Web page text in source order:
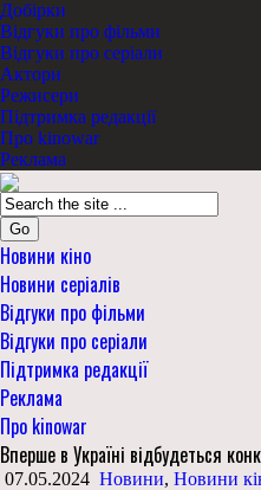
Добірки
Відгуки про фільми
Відгуки про серіали
Актори
Режисери
Підтримка редакції
Про kinowar
Реклама
Go
Новини кіно
Новини серіалів
Відгуки про фільми
Відгуки про серіали
Підтримка редакції
Реклама
Про kinowar
Вперше в Україні відбудеться
07.05.2024 Новини, Новини